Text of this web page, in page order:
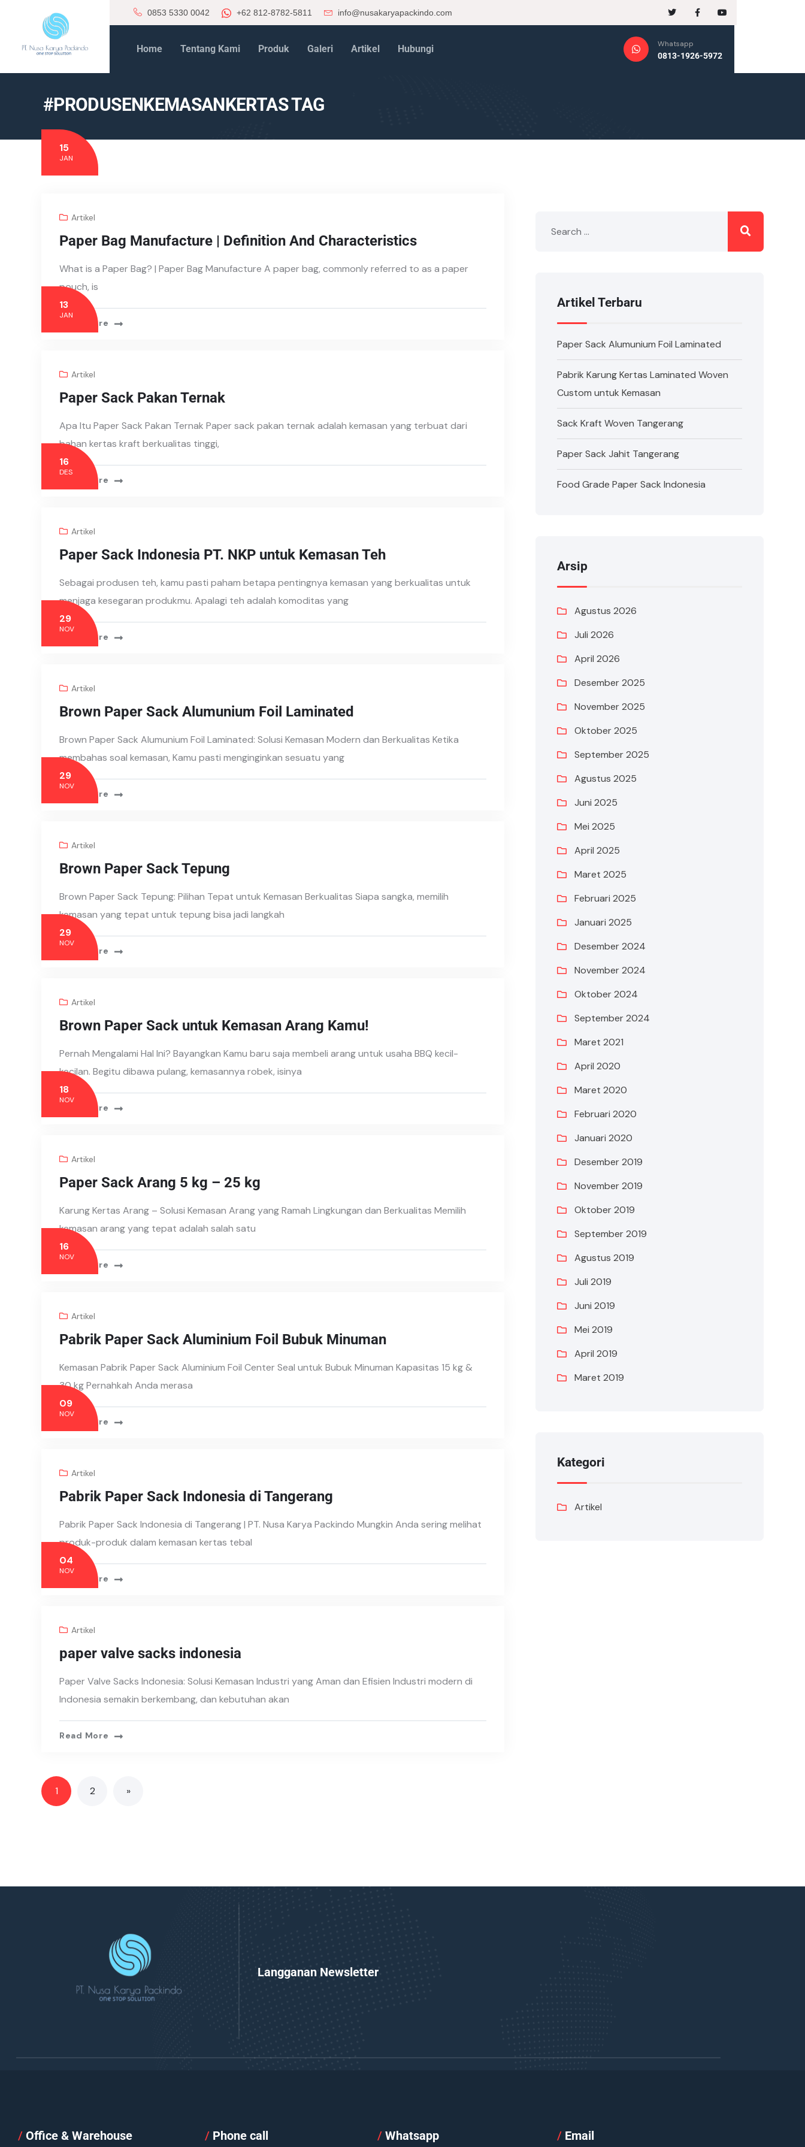
0853 5330 0042 +62 812-8782-5811 info@nusakaryapackindo.com
Home Tentang Kami Produk Galeri Artikel Hubungi
Whatsapp
0813-1926-5972
#PRODUSENKEMASANKERTAS TAG
15
JAN
Artikel
Paper Bag Manufacture | Definition And Characteristics
What is a Paper Bag? | Paper Bag Manufacture A paper bag, commonly referred to as a paper
pouch, is
Read More
13
JAN
Artikel
Paper Sack Pakan Ternak
Apa Itu Paper Sack Pakan Ternak Paper sack pakan ternak adalah kemasan yang terbuat dari
bahan kertas kraft berkualitas tinggi,
Read More
16
DES
Artikel
Paper Sack Indonesia PT. NKP untuk Kemasan Teh
Sebagai produsen teh, kamu pasti paham betapa pentingnya kemasan yang berkualitas untuk
menjaga kesegaran produkmu. Apalagi teh adalah komoditas yang
Read More
29
NOV
Artikel
Brown Paper Sack Alumunium Foil Laminated
Brown Paper Sack Alumunium Foil Laminated: Solusi Kemasan Modern dan Berkualitas Ketika
membahas soal kemasan, Kamu pasti menginginkan sesuatu yang
Read More
29
NOV
Artikel
Brown Paper Sack Tepung
Brown Paper Sack Tepung: Pilihan Tepat untuk Kemasan Berkualitas Siapa sangka, memilih
kemasan yang tepat untuk tepung bisa jadi langkah
Read More
29
NOV
Artikel
Brown Paper Sack untuk Kemasan Arang Kamu!
Pernah Mengalami Hal Ini? Bayangkan Kamu baru saja membeli arang untuk usaha BBQ kecil-
kecilan. Begitu dibawa pulang, kemasannya robek, isinya
Read More
18
NOV
Artikel
Paper Sack Arang 5 kg – 25 kg
Karung Kertas Arang – Solusi Kemasan Arang yang Ramah Lingkungan dan Berkualitas Memilih
kemasan arang yang tepat adalah salah satu
Read More
16
NOV
Artikel
Pabrik Paper Sack Aluminium Foil Bubuk Minuman
Kemasan Pabrik Paper Sack Aluminium Foil Center Seal untuk Bubuk Minuman Kapasitas 15 kg &
30 kg Pernahkah Anda merasa
Read More
09
NOV
Artikel
Pabrik Paper Sack Indonesia di Tangerang
Pabrik Paper Sack Indonesia di Tangerang | PT. Nusa Karya Packindo Mungkin Anda sering melihat
produk-produk dalam kemasan kertas tebal
Read More
04
NOV
Artikel
paper valve sacks indonesia
Paper Valve Sacks Indonesia: Solusi Kemasan Industri yang Aman dan Efisien Industri modern di
Indonesia semakin berkembang, dan kebutuhan akan
Read More
1 2 »
Artikel Terbaru
Paper Sack Alumunium Foil Laminated
Pabrik Karung Kertas Laminated Woven
Custom untuk Kemasan
Sack Kraft Woven Tangerang
Paper Sack Jahit Tangerang
Food Grade Paper Sack Indonesia
Arsip
Agustus 2026
Juli 2026
April 2026
Desember 2025
November 2025
Oktober 2025
September 2025
Agustus 2025
Juni 2025
Mei 2025
April 2025
Maret 2025
Februari 2025
Januari 2025
Desember 2024
November 2024
Oktober 2024
September 2024
Maret 2021
April 2020
Maret 2020
Februari 2020
Januari 2020
Desember 2019
November 2019
Oktober 2019
September 2019
Agustus 2019
Juli 2019
Juni 2019
Mei 2019
April 2019
Maret 2019
Kategori
Artikel
Langganan Newsletter
/ Office & Warehouse / Phone call /Whatsapp /Email